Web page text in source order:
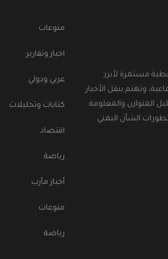
مستمرة لأبرز
وتهتم بنقل الأخبار
المتوازن والمعلومة
الشأن اليمني
منوعات
اخبار وتقارير
عربي ودولي
كتابات وتحليلات
اقتصاد
رياضة
أخبار مأرب
منوعات
رياضة